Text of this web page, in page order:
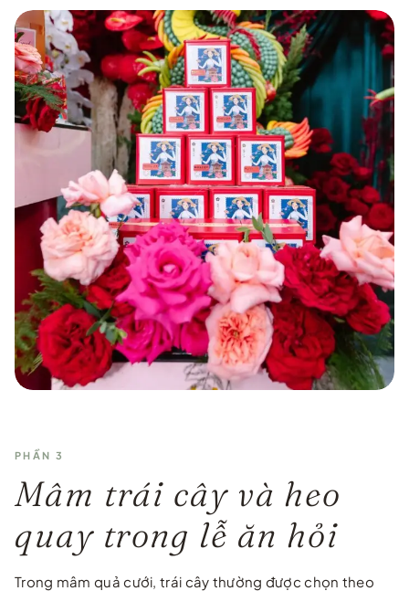
PHẦN 3
Mâm trái cây và heo
quay trong lễ ăn hỏi
Trong mâm quả cưới, trái cây thường được chọn theo